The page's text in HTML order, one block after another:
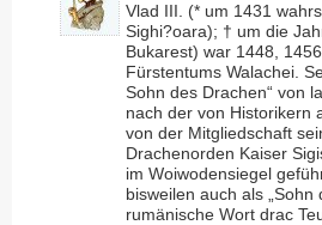
Vlad III. (* um 1431
Sighi?oara); † um die
Bukarest) war 1448,
Fürstentums Walachei.
Sohn des Drachen“ von
nach der von Historikern
von der Mitgliedschaft
Drachenorden Kaiser
im Woiwodensiegel
bisweilen auch als
rumänische Wort drac